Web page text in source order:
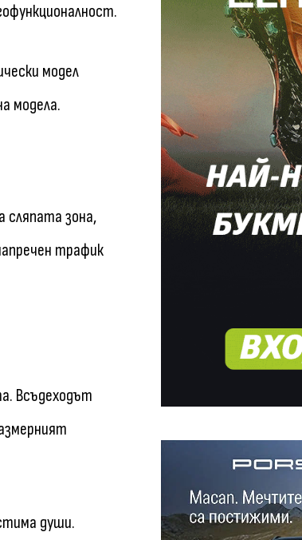
модел
модела.
сляпата зона,
трафик
Всъдеходът
души.